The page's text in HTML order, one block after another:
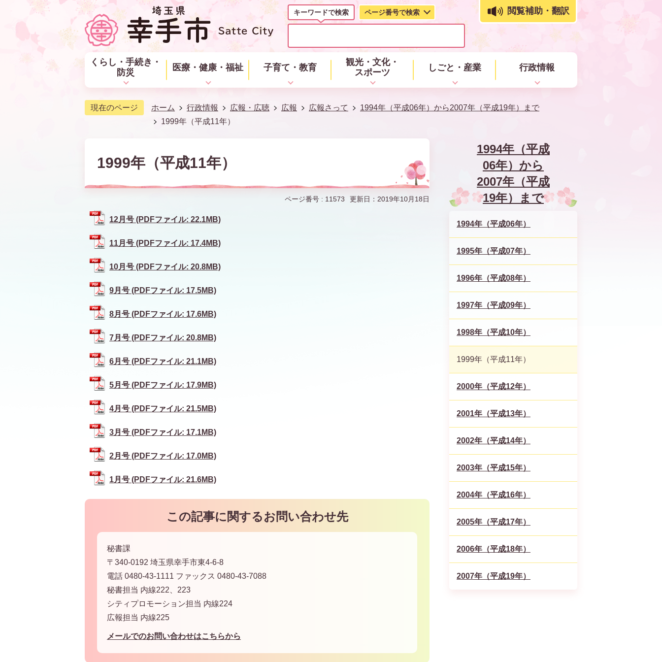
キーワードで検索 ページ番号で検索
キ
ワ
ド
で
検
閲覧補助・翻訳
くらし・手続き・
防災
医療・健康・福祉 子育て・教育
観光・文化・
スポーツ
しごと・産業 行政情報
現在のページ ホーム 行政情報 広報・広聴 広報 広報さって
1994年（平成06年）から2007年（平成19年）まで
1999年（平成11年）
1999年（平成11年）
ページ番号 : 11573 更新日：2019年10月18日
12月号 (PDFファイル: 22.1MB)
11月号 (PDFファイル: 17.4MB)
10月号 (PDFファイル: 20.8MB)
9月号 (PDFファイル: 17.5MB)
8月号 (PDFファイル: 17.6MB)
7月号 (PDFファイル: 20.8MB)
6月号 (PDFファイル: 21.1MB)
5月号 (PDFファイル: 17.9MB)
4月号 (PDFファイル: 21.5MB)
3月号 (PDFファイル: 17.1MB)
2月号 (PDFファイル: 17.0MB)
1月号 (PDFファイル: 21.6MB)
この記事に関するお問い合わせ先
秘書課
〒340-0192 埼玉県幸手市東4-6-8
電話 0480-43-1111 ファックス 0480-43-7088
秘書担当 内線222、223
シティプロモーション担当 内線224
広報担当 内線225
メールでのお問い合わせはこちらから
1994年（平成
06年）から
2007年（平成
19年）まで
1994年（平成06年）
1995年（平成07年）
1996年（平成08年）
1997年（平成09年）
1998年（平成10年）
1999年（平成11年）
2000年（平成12年）
2001年（平成13年）
2002年（平成14年）
2003年（平成15年）
2004年（平成16年）
2005年（平成17年）
2006年（平成18年）
2007年（平成19年）